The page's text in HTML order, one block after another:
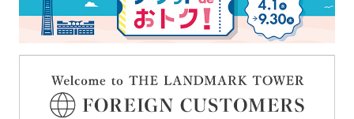
ブライダル
お知らせ一覧